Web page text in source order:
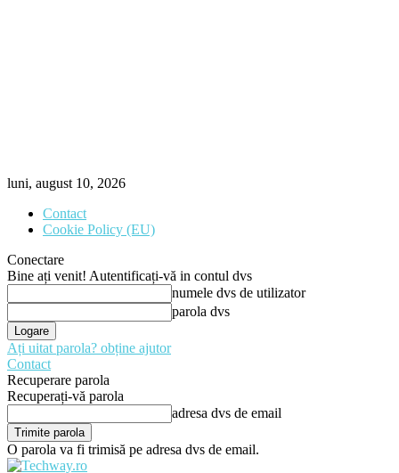
luni, august 10, 2026
Contact
Cookie Policy (EU)
Conectare
Bine ați venit! Autentificați-vă in contul dvs
numele dvs de utilizator
parola dvs
Ați uitat parola? obține ajutor
Contact
Recuperare parola
Recuperați-vă parola
adresa dvs de email
O parola va fi trimisă pe adresa dvs de email.